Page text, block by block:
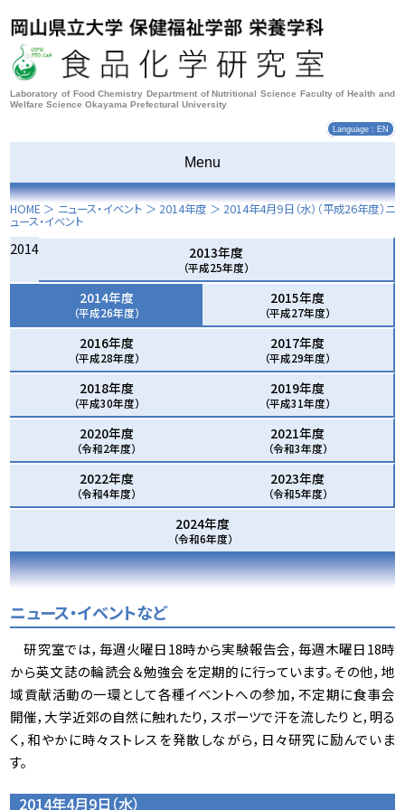
Laboratory of Food Chemistry Department of Nutritional Science Faculty of Health and
Welfare Science Okayama Prefectural University
Language : EN
Menu
HOME ＞ ニュース・イベント ＞ 2014年度 ＞ 2014年4月9日（水） （平成26年度）ニ
ュース・イベント
2014 2013年度
（平成25年度）
2014年度
（平成26年度）
2015年度
（平成27年度）
2016年度
（平成28年度）
2017年度
（平成29年度）
2018年度
（平成30年度）
2019年度
（平成31年度）
2020年度
（令和2年度）
2021年度
（令和3年度）
2022年度
（令和4年度）
2023年度
（令和5年度）
2024年度
（令和6年度）
ニュース・イベントなど
研究室では，毎週火曜日18時から実験報告会，毎週木曜日18時
から英文誌の輪読会＆勉強会を定期的に行っています。その他，地
域貢献活動の一環として各種イベントへの参加，不定期に食事会
開催，大学近郊の自然に触れたり，スポーツで汗を流したりと，明る
く，和やかに時々ストレスを発散しながら，日々研究に励んでいま
す。
2014年4月9日（水）